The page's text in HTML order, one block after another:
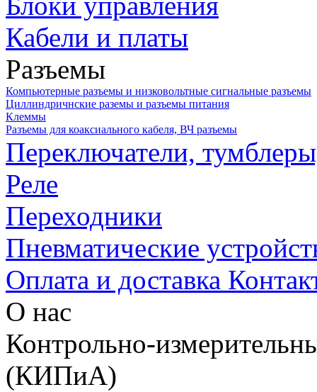
Кабели и платы
Разъемы
Компьютерные разъемы и низковольтные сигнальные разъемы
Циллиндричнские раземы и разъемы питания
Клеммы
Разъемы для коаксиального кабеля, ВЧ разъемы
Переключатели,
Реле
Переходники
Пневматические
Оплата и доставка
О нас
Контрольно-
(КИПиА)